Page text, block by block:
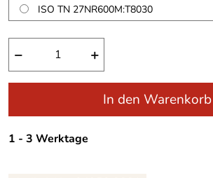
ISO TN 27NR600M:T8030
− +
In den Warenkorb
1 - 3 Werktage